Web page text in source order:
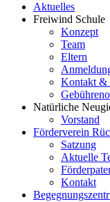
Aktuelles
Freiwind Schule
Konzept
Team
Eltern
Kontakt &
Natürliche
Vorstand
Förderverein
Satzung
Aktuelle
Kontakt